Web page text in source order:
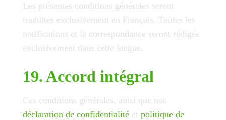
Les présentes conditions générales seront
traduites exclusivement en Français. Toutes les
notifications et la correspondance seront rédigés
exclusivement dans cette langue.
19. Accord intégral
Ces conditions générales, ainsi que nos
déclaration de confidentialitéet politique de